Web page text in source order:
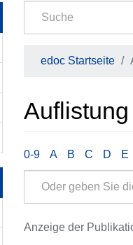
edoc Startseite
0-9 A B C D E
Anzeige der